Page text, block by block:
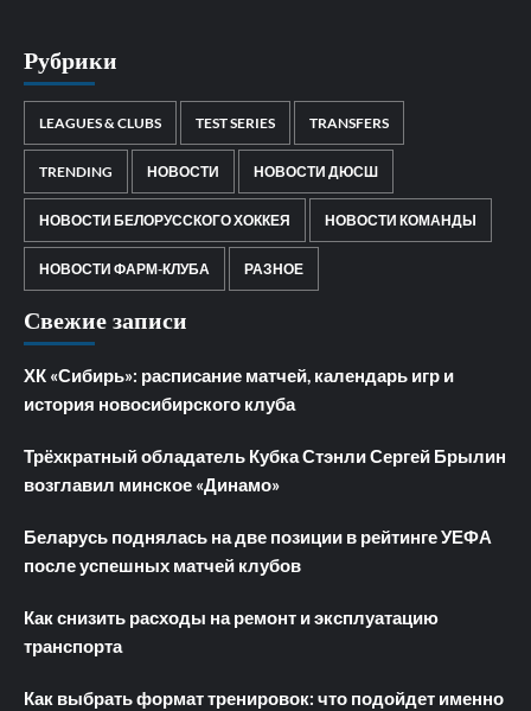
Рубрики
LEAGUES & CLUBS TEST SERIES TRANSFERS
TRENDING НОВОСТИ НОВОСТИ ДЮСШ
НОВОСТИ БЕЛОРУССКОГО ХОККЕЯ НОВОСТИ КОМАНДЫ
НОВОСТИ ФАРМ-КЛУБА РАЗНОЕ
Свежие записи
ХК «Сибирь»: расписание матчей, календарь игр и
история новосибирского клуба
Трёхкратный обладатель Кубка Стэнли Сергей Брылин
возглавил минское «Динамо»
Беларусь поднялась на две позиции в рейтинге УЕФА
после успешных матчей клубов
Как снизить расходы на ремонт и эксплуатацию
транспорта
Как выбрать формат тренировок: что подойдет именно